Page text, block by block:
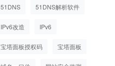
51DNS 51DNS解析软件
IPv6改造 IPv6
宝塔面板授权码 宝塔面板